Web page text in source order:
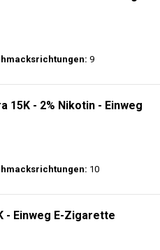
9
15K - 2% Nikotin - Einweg
10
- Einweg E-Zigarette